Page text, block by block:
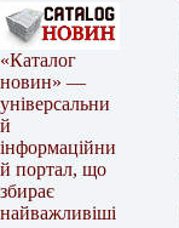
«Каталог
новин» —
універсальни
й
інформаційни
й портал, що
збирає
найважливіші